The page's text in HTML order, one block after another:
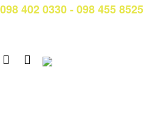
098 402 0330 - 098 455 8525